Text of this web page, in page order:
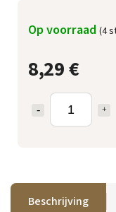
8,29 €
Op voorraad (4
Beschrijving